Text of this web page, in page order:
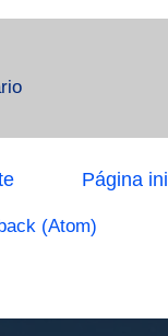
Página
(Atom)